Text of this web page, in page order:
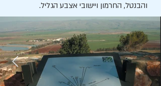
והבנטל, החרמון ויישובי אצבע הגליל.